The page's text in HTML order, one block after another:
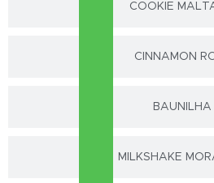
COOKIE
CINNAMON
BAUNILHA
MILKSHAKE